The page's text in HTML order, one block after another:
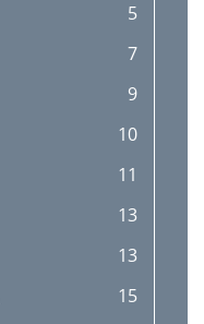
5
7
9
10
11
13
13
15